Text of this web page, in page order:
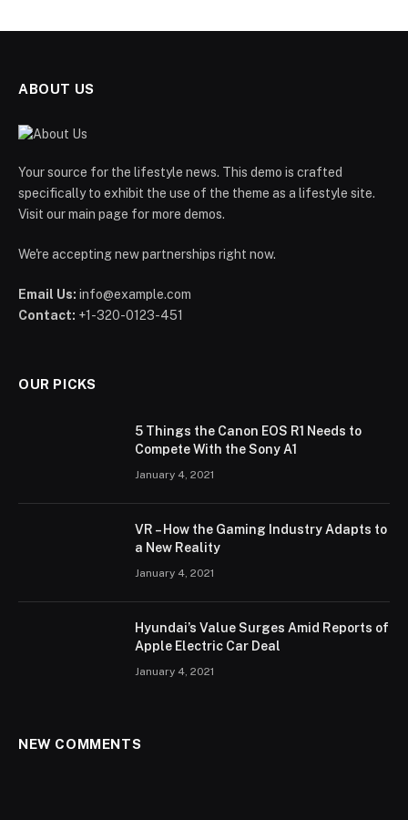
ABOUT US
Your source for the lifestyle news. This demo is crafted
specifically to exhibit the use of the theme as a lifestyle site.
Visit our main page for more demos.
We're accepting new partnerships right now.
Email Us: info@example.com
Contact: +1-320-0123-451
OUR PICKS
5 Things the Canon EOS R1 Needs to
Compete With the Sony A1
January 4, 2021
VR – How the Gaming Industry Adapts to
a New Reality
January 4, 2021
Hyundai’s Value Surges Amid Reports of
Apple Electric Car Deal
January 4, 2021
NEW COMMENTS